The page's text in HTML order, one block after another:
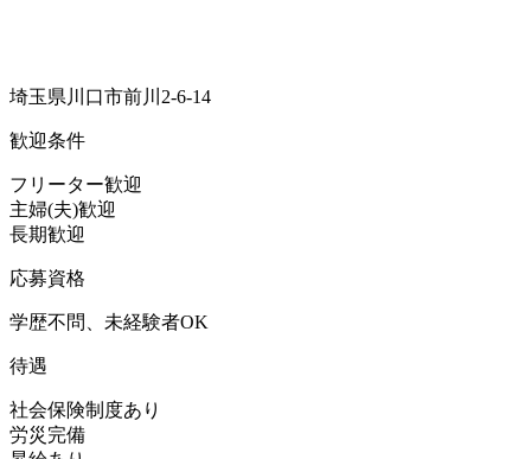
埼玉県川口市前川2-6-14
歓迎条件
フリーター歓迎
主婦(夫)歓迎
長期歓迎
応募資格
学歴不問、未経験者OK
待遇
社会保険制度あり
労災完備